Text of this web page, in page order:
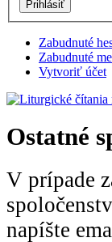
Zabudnuté
Zabudnuté
Vytvoriť účet
Ostatné
V prípade
napíšte